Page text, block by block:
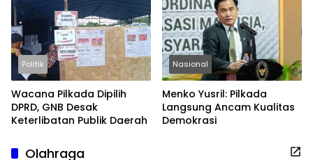
Politik
Wacana Pilkada Dipilih
DPRD, GNB Desak
Keterlibatan Publik Daerah
Nasional
Menko Yusril: Pilkada
Langsung Ancam Kualitas
Demokrasi
Olahraga